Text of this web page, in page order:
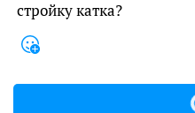
стройку катка?